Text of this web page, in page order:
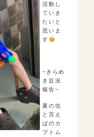
活動し
ていき
たいと
思いま
す
~きらめ
き近況
報告~
夏の虫
と言え
ばのカ
ブトム